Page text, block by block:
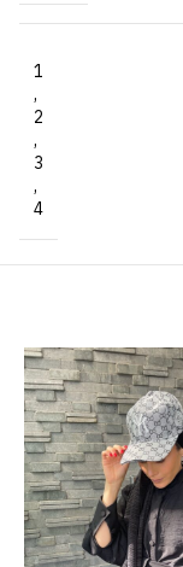
1
,
2
,
3
,
4